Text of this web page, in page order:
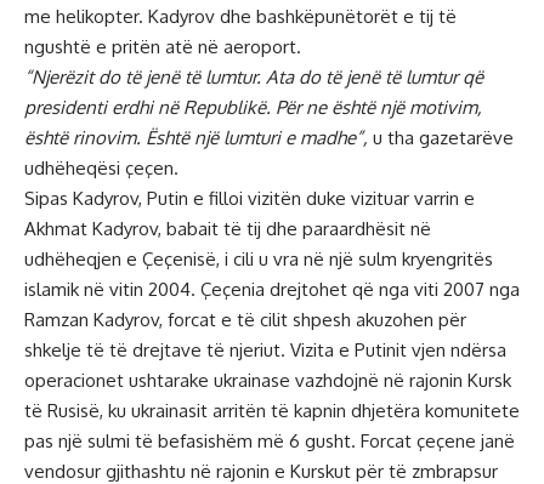
me helikopter. Kadyrov dhe bashkëpunëtorët e tij të
ngushtë e pritën atë në aeroport.
“Njerëzit do të jenë të lumtur. Ata do të jenë të lumtur që
presidenti erdhi në Republikë. Për ne është një motivim,
është rinovim. Është një lumturi e madhe”, u tha gazetarëve
udhëheqësi çeçen.
Sipas Kadyrov, Putin e filloi vizitën duke vizituar varrin e
Akhmat Kadyrov, babait të tij dhe paraardhësit në
udhëheqjen e Çeçenisë, i cili u vra në një sulm kryengritës
islamik në vitin 2004. Çeçenia drejtohet që nga viti 2007 nga
Ramzan Kadyrov, forcat e të cilit shpesh akuzohen për
shkelje të të drejtave të njeriut. Vizita e Putinit vjen ndërsa
operacionet ushtarake ukrainase vazhdojnë në rajonin Kursk
të Rusisë, ku ukrainasit arritën të kapnin dhjetëra komunitete
pas një sulmi të befasishëm më 6 gusht. Forcat çeçene janë
vendosur gjithashtu në rajonin e Kurskut për të zmbrapsur